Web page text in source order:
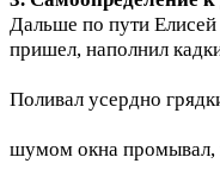
Дальше по пути Елисей
пришел, наполнил
Поливал усердно
шумом окна промывал,